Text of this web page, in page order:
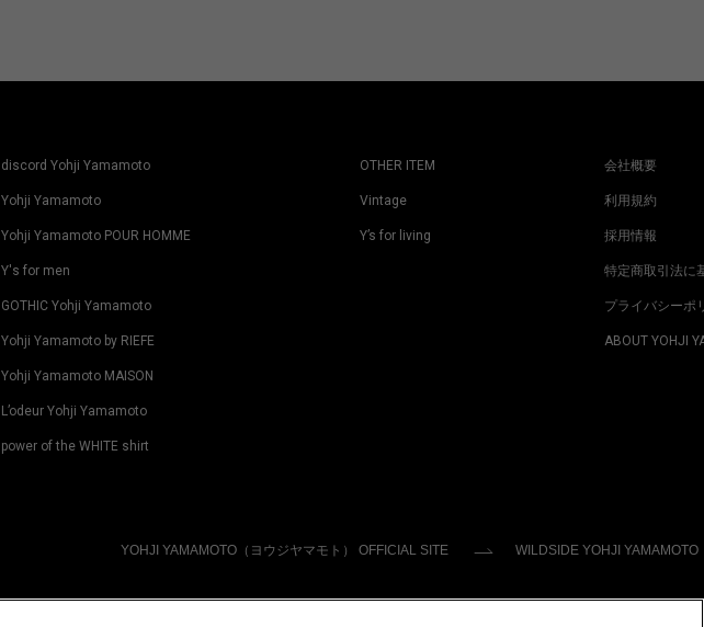
discord Yohji Yamamoto
Yohji Yamamoto
Yohji Yamamoto POUR HOMME
Y's for men
GOTHIC Yohji Yamamoto
Yohji Yamamoto by RIEFE
Yohji Yamamoto MAISON
L’odeur Yohji Yamamoto
power of the WHITE shirt
OTHER ITEM
Vintage
Y’s for living
会社概要
利用規約
採用情報
特定商取引法に
プライバシーポ
ABOUT YOHJI
YOHJI YAMAMOTO（ヨウジヤマモト） OFFICIAL SITE WILDSIDE YOHJI YAMAMOTO